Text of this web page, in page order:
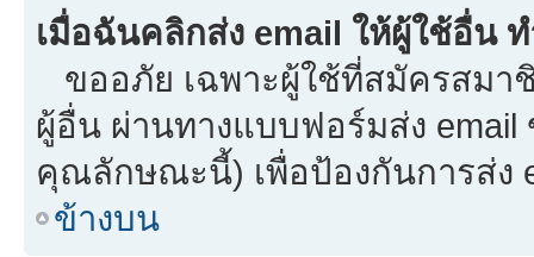
เมื่อฉันคลิกส่ง email ให้ผู้ใช้อื่น
ขออภัย เฉพาะผู้ใช้ที่สมัครสมา
ผู้อื่น ผ่านทางแบบฟอร์มส่ง
คุณลักษณะนี้) เพื่อป้องกันการส่ง
ข้างบน